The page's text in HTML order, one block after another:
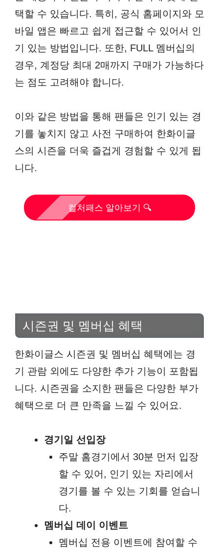
택할 수 있습니다. 특히, 공식 홈페이지와 모
바일 앱은 빠르고 쉽게 접근할 수 있어서 인
기 있는 방법입니다. 또한, FULL 멤버십의
경우, 계정당 최대 2매까지 구매가 가능하다
는 점도 고려해야 합니다.
이와 같은 방법을 통해 팬들은 인기 있는 경
기를 놓치지 않고 사전 구매하여 한화이글
스의 시즌을 더욱 즐겁게 경험할 수 있게 됩
니다.
컬처패스 알아보기 🔍
시즌권 및 멤버십 혜택
한화이글스 시즌권 및 멤버십 혜택에는 경
기 관람 외에도 다양한 추가 기능이 포함됩
니다. 시즌권을 소지한 팬들은 다양한 부가
혜택으로 더 큰 만족을 느낄 수 있어요.
경기일 선입장
주말 홈경기에서 30분 먼저 입장
할 수 있어, 인기 있는 자리에서
경기를 볼 수 있는 기회를 얻습니
다.
멤버십 데이 이벤트
멤버십 전용 이벤트에 참여할 수